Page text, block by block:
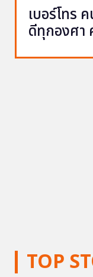
TOP
เบอร์โทร
ดีทุกองศา